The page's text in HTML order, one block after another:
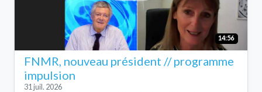
14:56
FNMR, nouveau président // programme
impulsion
31 juil. 2026